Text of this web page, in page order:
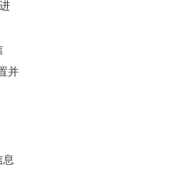
并